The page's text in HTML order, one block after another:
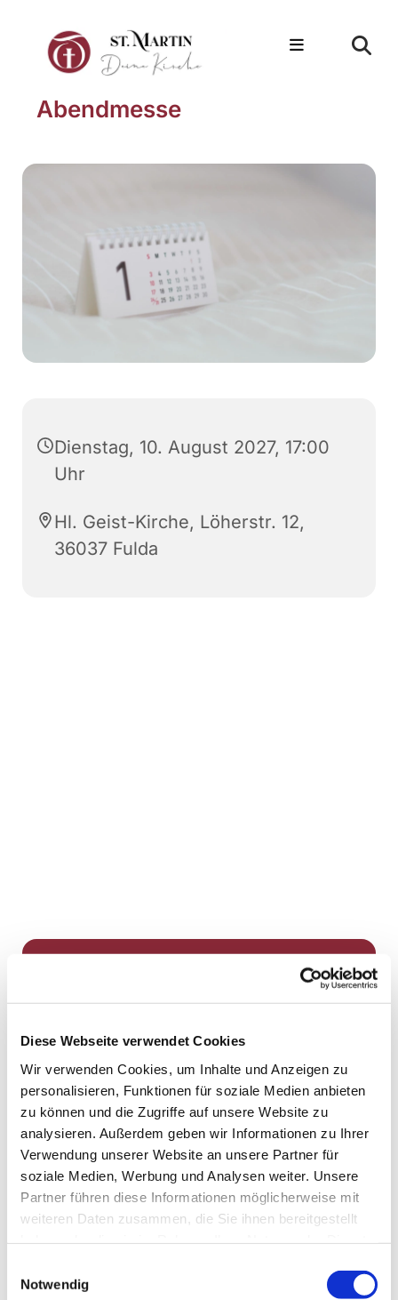
Diese Webseite verwendet Cookies
Wir verwenden Cookies, um Inhalte und Anzeigen zu
personalisieren, Funktionen für soziale Medien anbieten
zu können und die Zugriffe auf unsere Website zu
analysieren. Außerdem geben wir Informationen zu Ihrer
Verwendung unserer Website an unsere Partner für
soziale Medien, Werbung und Analysen weiter. Unsere
Partner führen diese Informationen möglicherweise mit
weiteren Daten zusammen, die Sie ihnen bereitgestellt
Notwendig
Abendmesse
Dienstag, 10. August 2027, 17:00
Uhr
Hl. Geist-Kirche, Löherstr. 12,
36037 Fulda
Dies könnte Sie auch